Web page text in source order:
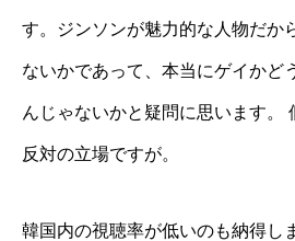
す。ジンソンが魅力的な人物だか
ないかであって、本当にゲイかど
んじゃないかと疑問に思います。
反対の立場ですが。
韓国内の視聴率が低いのも納得し